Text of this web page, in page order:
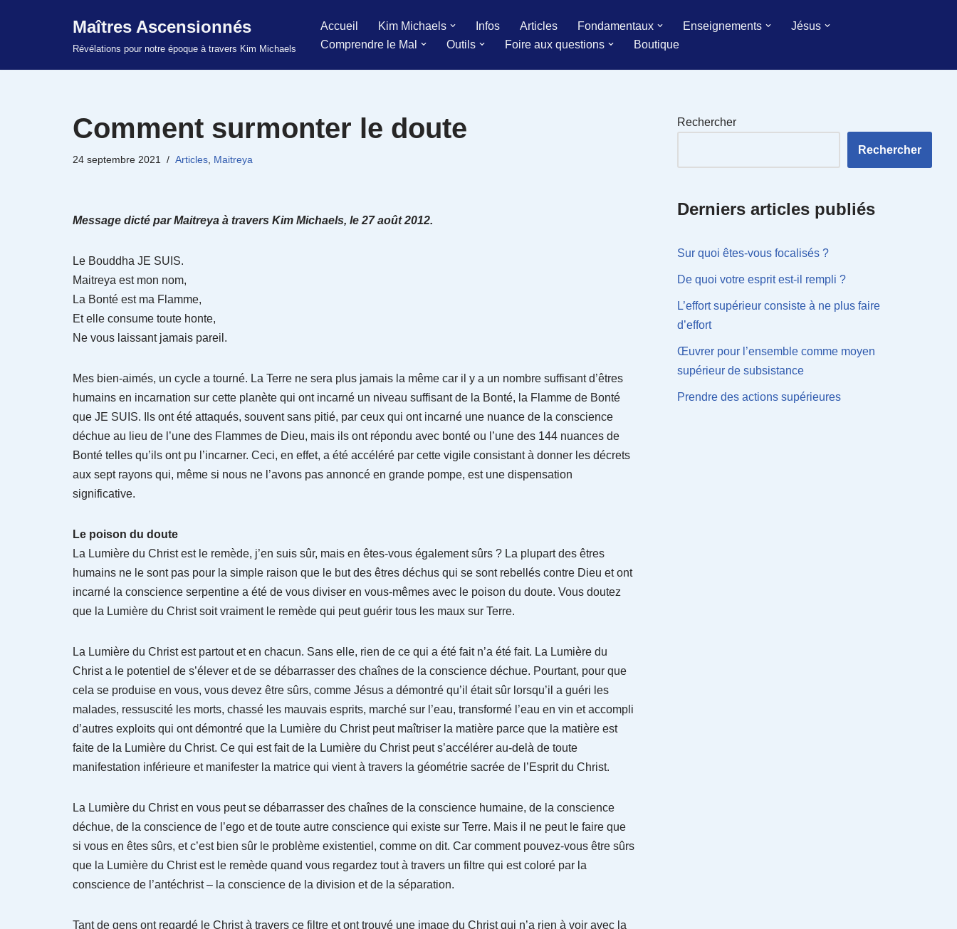
Maîtres Ascensionnés
Révélations pour notre époque à travers Kim Michaels
Accueil Kim Michaels Infos Articles Fondamentaux Enseignements
Jésus
Comprendre le Mal
Outils Foire aux questions Boutique
Comment surmonter le doute
24 septembre 2021 Articles Maitreya
Message dicté par Maitreya à travers Kim Michaels, le 27 août 2012.
Le Bouddha JE SUIS.
Maitreya est mon nom,
La Bonté est ma Flamme,
Et elle consume toute honte,
Ne vous laissant jamais pareil.
Mes bien-aimés, un cycle a tourné. La Terre ne sera plus jamais la même car il y a un nombre suffisant d’êtres
humains en incarnation sur cette planète qui ont incarné un niveau suffisant de la Bonté, la Flamme de Bonté
que JE SUIS. Ils ont été attaqués, souvent sans pitié, par ceux qui ont incarné une nuance de la conscience
déchue au lieu de l’une des Flammes de Dieu, mais ils ont répondu avec bonté ou l’une des 144 nuances de
Bonté telles qu’ils ont pu l’incarner. Ceci, en effet, a été accéléré par cette vigile consistant à donner les décrets
aux sept rayons qui, même si nous ne l’avons pas annoncé en grande pompe, est une dispensation
significative.
Le poison du doute
La Lumière du Christ est le remède, j’en suis sûr, mais en êtes-vous également sûrs ? La plupart des êtres
humains ne le sont pas pour la simple raison que le but des êtres déchus qui se sont rebellés contre Dieu et ont
incarné la conscience serpentine a été de vous diviser en vous-mêmes avec le poison du doute. Vous doutez
que la Lumière du Christ soit vraiment le remède qui peut guérir tous les maux sur Terre.
La Lumière du Christ est partout et en chacun. Sans elle, rien de ce qui a été fait n’a été fait. La Lumière du
Christ a le potentiel de s’élever et de se débarrasser des chaînes de la conscience déchue. Pourtant, pour que
cela se produise en vous, vous devez être sûrs, comme Jésus a démontré qu’il était sûr lorsqu’il a guéri les
malades, ressuscité les morts, chassé les mauvais esprits, marché sur l’eau, transformé l’eau en vin et accompli
d’autres exploits qui ont démontré que la Lumière du Christ peut maîtriser la matière parce que la matière est
faite de la Lumière du Christ. Ce qui est fait de la Lumière du Christ peut s’accélérer au-delà de toute
manifestation inférieure et manifester la matrice qui vient à travers la géométrie sacrée de l’Esprit du Christ.
La Lumière du Christ en vous peut se débarrasser des chaînes de la conscience humaine, de la conscience
déchue, de la conscience de l’ego et de toute autre conscience qui existe sur Terre. Mais il ne peut le faire que
si vous en êtes sûrs, et c’est bien sûr le problème existentiel, comme on dit. Car comment pouvez-vous être sûrs
que la Lumière du Christ est le remède quand vous regardez tout à travers un filtre qui est coloré par la
conscience de l’antéchrist – la conscience de la division et de la séparation.
Tant de gens ont regardé le Christ à travers ce filtre et ont trouvé une image du Christ qui n’a rien à voir avec la
Rechercher
Rechercher
Derniers articles publiés
Sur quoi êtes-vous focalisés ?
De quoi votre esprit est-il rempli ?
L’effort supérieur consiste à ne plus faire
d’effort
Œuvrer pour l’ensemble comme moyen
supérieur de subsistance
Prendre des actions supérieures